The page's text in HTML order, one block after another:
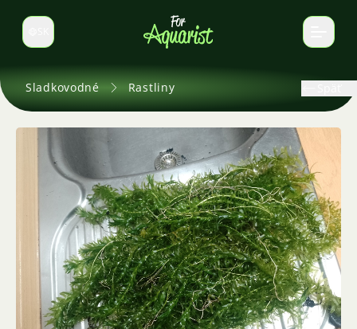
Prepnúť jazyk
Sladkovodné Rastliny